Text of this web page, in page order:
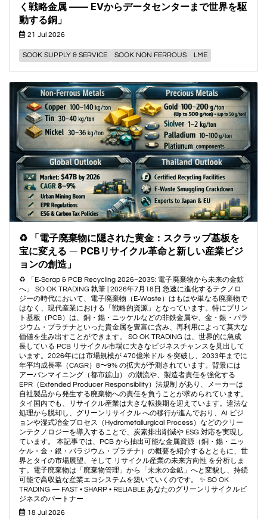
く戦略金属 —— EVからデータセンターまで世界を駆
動する銅」
21 Jul 2026
SOOK SUPPLY & SERVICE SOOK NON FERROUS LME
♻️ 「電子廃棄物に隠された黄金：スクラップ基板を
宝に変える ― PCBリサイクル革命と新しい産業ビジ
ョンの創造」
♻️ 「E‑Scrap & PCB Recycling 2026–2035: 電子廃棄物から未来の金鉱
へ」 SO OK TRADING 執筆 | 2026年7月18日 急速に進化するテクノロ
ジーの時代において、電子廃棄物（E‑Waste）はもはや単なる廃棄物で
はなく、現代産業における「戦略的資源」となっています。特にプリン
ト基板（PCB）は、銅・錫・ニッケルなどの非鉄金属や、金・銀・パラ
ジウム・プラチナといった貴金属を豊富に含み、再利用によって莫大な
価値を生み出すことができます。 SO OK TRADING は、世界的に急成
長している PCB リサイクル市場に大きなビジネスチャンスを見出して
います。2026年には市場規模が 470億米ドル を突破し、2033年までに
年平均成長率（CAGR）8〜9% の拡大が予測されています。背景には
アーバンマイニング（都市鉱山） の潮流や、製造者責任を強化する
EPR（Extended Producer Responsibility）法規制 があり、メーカーは
自社製品から発生する廃棄物への責任を負うことが求められています。
タイ国内でも、リサイクル産業は大きな転換期を迎えています。違法な
処理から脱却し、グリーンリサイクル への移行が進んでおり、AI ビジ
ョンや湿式冶金プロセス（Hydrometallurgical Process）などのクリー
ンテクノロジーを導入することで、炭素排出削減や ESG 対応を実現し
ています。 本記事では、PCB から抽出可能な金属資源（銅・錫・ニッ
ケル・金・銀・パラジウム・プラチナ）の概要を紹介するとともに、世
界とタイの市場展望、そして リサイクル産業の未来方向性 を分析しま
す。電子廃棄物は「廃棄物管理」から「未来の金鉱」へと変貌し、持続
可能で高収益な産業エコシステムを築いていくのです。 ✨ SO OK
TRADING — FAST • SHARP • RELIABLE あなたのグリーンリサイクルビ
ジネスのパートナー
18 Jul 2026